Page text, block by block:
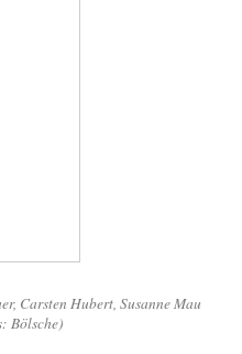
Carsten Hubert, Susanne Mau
Bölsche)